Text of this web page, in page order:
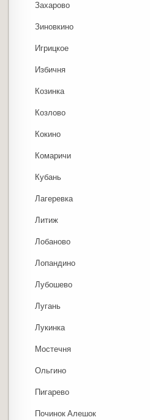
Захарово
Зиновкино
Игрицкое
Избичня
Козинка
Козлово
Кокино
Комаричи
Кубань
Лагеревка
Литиж
Лобаново
Лопандино
Лубошево
Лугань
Лукинка
Мостечня
Ольгино
Пигарево
Починок Алешок